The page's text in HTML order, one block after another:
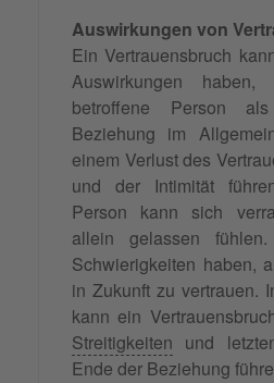
Auswirkungen von
Ein Vertrauensbruch
Auswirkungen
betroffene Person
Beziehung im
einem Verlust des
und der Intimität
Person kann sich
allein gelassen
Schwierigkeiten haben,
in Zukunft zu vertrauen.
kann ein
Streitigkeiten und
Ende der Beziehung